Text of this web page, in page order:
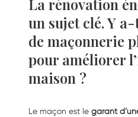
La rénovation
un sujet clé. Y
de maçonnerie
pour améliorer
maison ?
Le maçon est le garant